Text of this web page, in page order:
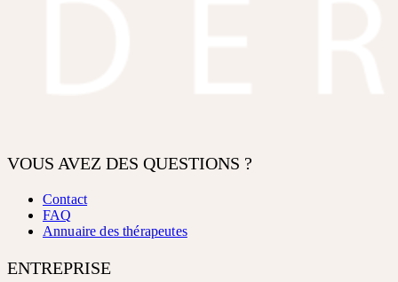
VOUS AVEZ DES QUESTIONS ?
Contact
FAQ
Annuaire des thérapeutes
ENTREPRISE